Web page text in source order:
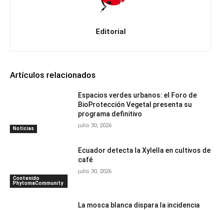
Editorial
Artículos relacionados
Noticias
Espacios verdes urbanos: el Foro de
BioProtección Vegetal presenta su
programa definitivo
julio 30, 2026
Contenido
PhytomaCommunity
Ecuador detecta la Xylella en cultivos de
café
julio 30, 2026
La mosca blanca dispara la incidencia